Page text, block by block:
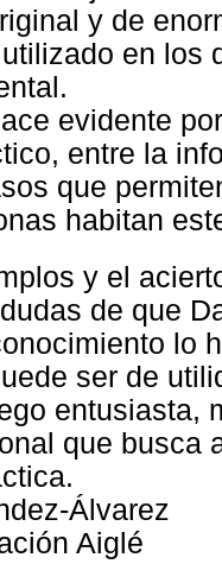
y de
utilizado en los
evidente
entre la
que
habitan
y el
de que
lo
ser de
entusiasta,
que busca
Álvarez
Aiglé